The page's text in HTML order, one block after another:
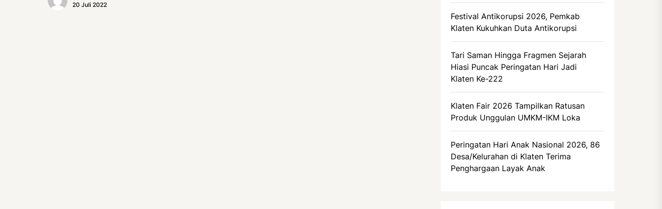
20 Juli 2022
Festival Antikorupsi 2026, Pemkab
Klaten Kukuhkan Duta Antikorupsi
Tari Saman Hingga Fragmen Sejarah
Hiasi Puncak Peringatan Hari Jadi
Klaten Ke-222
Klaten Fair 2026 Tampilkan Ratusan
Produk Unggulan UMKM-IKM Loka
Peringatan Hari Anak Nasional 2026, 86
Desa/Kelurahan di Klaten Terima
Penghargaan Layak Anak